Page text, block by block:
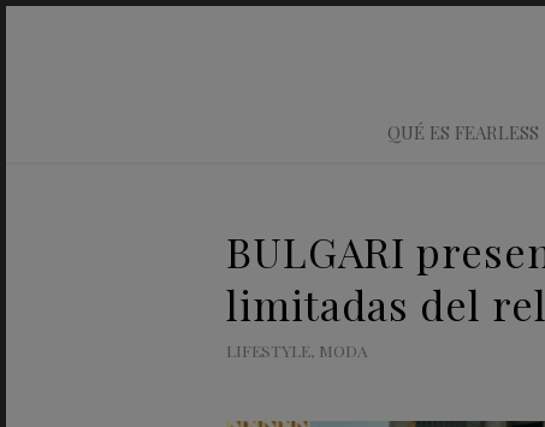
QUÉ ES FEARLESS
BULGARI
limitadas del
LIFESTYLE, MODA